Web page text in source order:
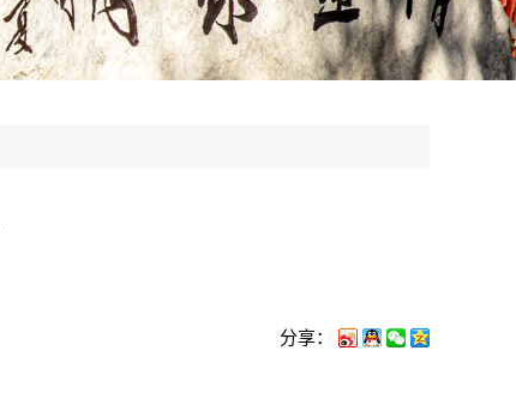
分享：